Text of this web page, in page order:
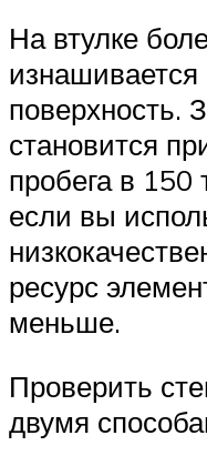
На втулке
изнашивается
поверхность.
становится
пробега в
если вы
ресурс
меньше.
Проверить
двумя